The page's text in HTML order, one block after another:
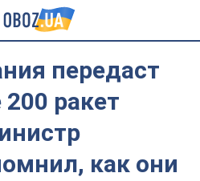
передаст
ракет
как они